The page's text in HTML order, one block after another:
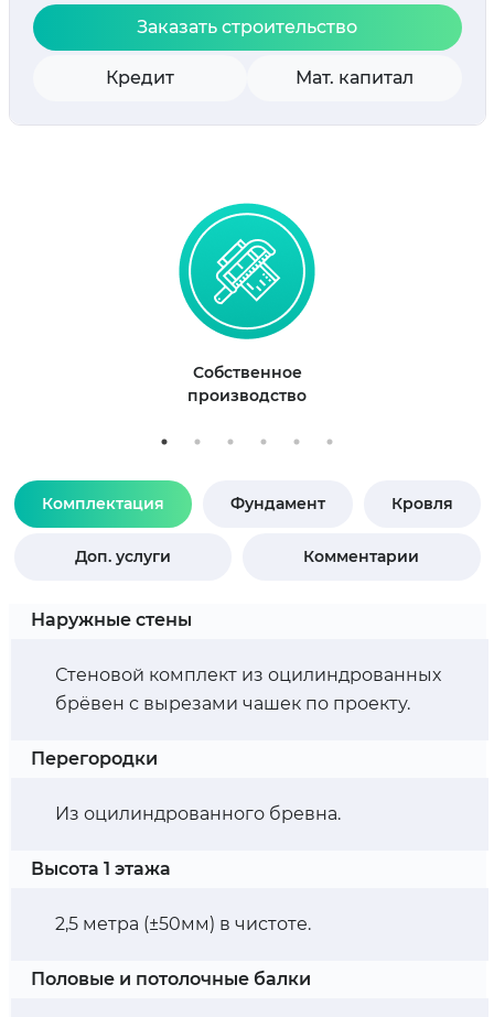
Заказать строительство
Кредит Мат. капитал
Собственное
производство
Комплектация Фундамент Кровля
Доп. услуги Комментарии
Наружные стены
Стеновой комплект из оцилиндрованных
брёвен с вырезами чашек по проекту.
Перегородки
Из оцилиндрованного бревна.
Высота 1 этажа
2,5 метра (±50мм) в чистоте.
Половые и потолочные балки